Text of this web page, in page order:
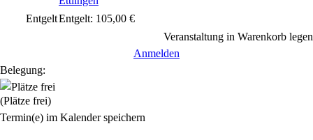
EntgeltEntgelt: 105,00 €
Veranstaltung in Warenkorb legen
Anmelden
Belegung:
(Plätze frei)
Termin(e) im Kalender speichern